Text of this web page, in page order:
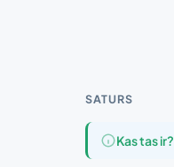
SATURS
Kas tas ir?